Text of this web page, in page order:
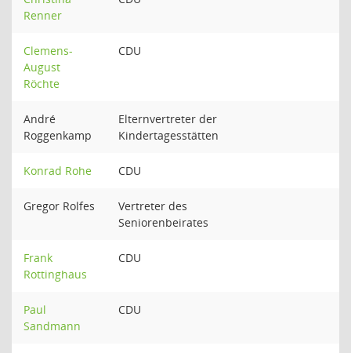
Renner
Clemens-
August
Röchte
CDU
André
Roggenkamp
Elternvertreter der
Kindertagesstätten
Konrad Rohe CDU
Gregor Rolfes
Vertreter des
Seniorenbeirates
Frank
Rottinghaus
CDU
Paul
Sandmann
CDU